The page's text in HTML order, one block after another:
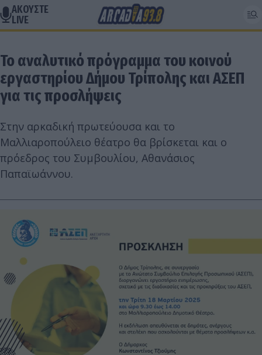
ΑΚΟΥΣΤΕ
LIVE
Το αναλυτικό πρόγραμμα του κοινού
εργαστηρίου Δήμου Τρίπολης και ΑΣΕΠ
για τις προσλήψεις
Στην αρκαδική πρωτεύουσα και το
Μαλλιαροπούλειο θέατρο θα βρίσκεται και ο
πρόεδρος του Συμβουλίου, Αθανάσιος
Παπαϊωάννου.